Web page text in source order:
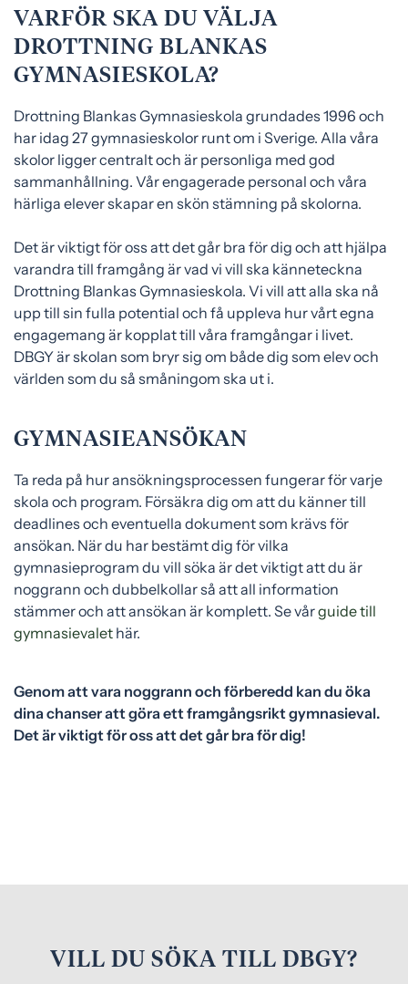
VARFÖR SKA DU VÄLJA
DROTTNING BLANKAS
GYMNASIESKOLA?
Drottning Blankas Gymnasieskola grundades 1996 och
har idag 27 gymnasieskolor runt om i Sverige. Alla våra
skolor ligger centralt och är personliga med god
sammanhållning. Vår engagerade personal och våra
härliga elever skapar en skön stämning på skolorna.
Det är viktigt för oss att det går bra för dig och att hjälpa
varandra till framgång är vad vi vill ska känneteckna
Drottning Blankas Gymnasieskola. Vi vill att alla ska nå
upp till sin fulla potential och få uppleva hur vårt egna
engagemang är kopplat till våra framgångar i livet.
DBGY är skolan som bryr sig om både dig som elev och
världen som du så småningom ska ut i.
GYMNASIEANSÖKAN
Ta reda på hur ansökningsprocessen fungerar för varje
skola och program. Försäkra dig om att du känner till
deadlines och eventuella dokument som krävs för
ansökan. När du har bestämt dig för vilka
gymnasieprogram du vill söka är det viktigt att du är
noggrann och dubbelkollar så att all information
stämmer och att ansökan är komplett. Se vårguide till
gymnasievalet här.
Genom att vara noggrann och förberedd kan du öka
dina chanser att göra ett framgångsrikt gymnasieval.
Det är viktigt för oss att det går bra för dig!
VILL DU SÖKA TILL DBGY?